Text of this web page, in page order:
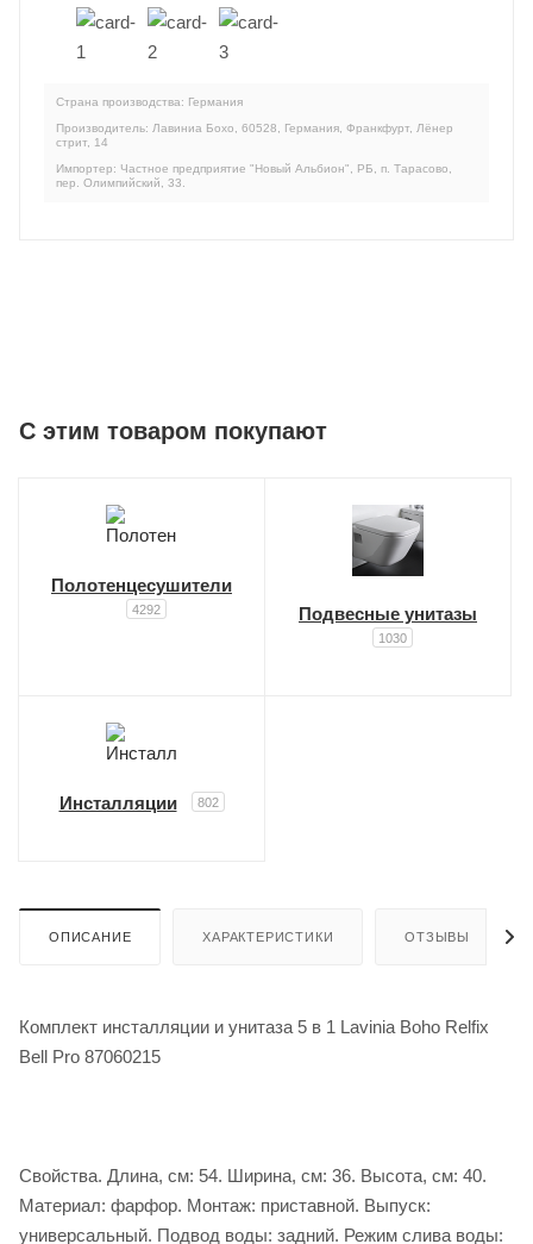
Страна производства: Германия
Производитель: Лавиниа Бохо, 60528, Германия, Франкфурт, Лёнер
стрит, 14
Импортер: Частное предприятие "Новый Альбион", РБ, п. Тарасово,
пер. Олимпийский, 33.
C этим товаром покупают
Полотенцесушители
4292 Подвесные унитазы
1030
Инсталляции 802
ОПИСАНИЕ ХАРАКТЕРИСТИКИ ОТЗЫВЫ
Комплект инсталляции и унитаза 5 в 1 Lavinia Boho Relfix
Bell Pro 87060215
Свойства. Длина, см: 54. Ширина, см: 36. Высота, см: 40.
Материал: фарфор. Монтаж: приставной. Выпуск:
универсальный. Подвод воды: задний. Режим слива воды: